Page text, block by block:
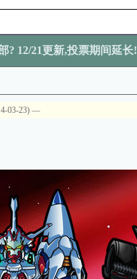
? 12/21更新,投票期间延长!
03-23) —